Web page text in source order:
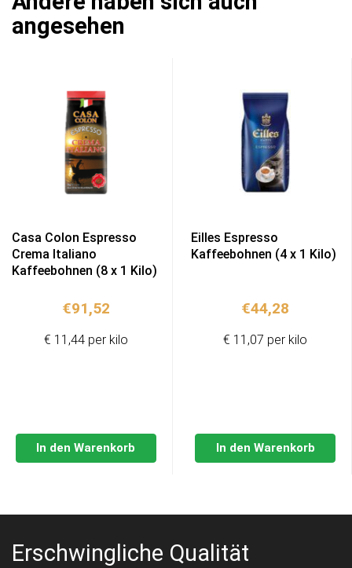
angesehen
Casa Colon Espresso
Crema Italiano
Kaffeebohnen (8 x 1 Kilo)
€91,52
In den Warenkorb
€ 11,44 per kilo
Eilles Espresso
Kaffeebohnen (4 x 1 Kilo)
€44,28
In den Warenkorb
€ 11,07 per kilo
Erschwingliche Qualität